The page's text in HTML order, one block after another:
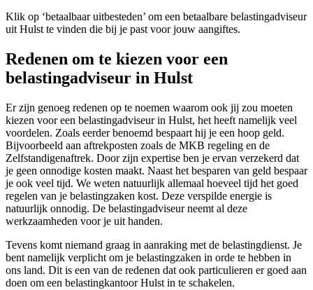
Klik op ‘betaalbaar uitbesteden’ om een betaalbare belastingadviseur
uit Hulst te vinden die bij je past voor jouw aangiftes.
Redenen om te kiezen voor een
belastingadviseur in Hulst
Er zijn genoeg redenen op te noemen waarom ook jij zou moeten
kiezen voor een belastingadviseur in Hulst, het heeft namelijk veel
voordelen. Zoals eerder benoemd bespaart hij je een hoop geld.
Bijvoorbeeld aan aftrekposten zoals de MKB regeling en de
Zelfstandigenaftrek. Door zijn expertise ben je ervan verzekerd dat
je geen onnodige kosten maakt. Naast het besparen van geld bespaar
je ook veel tijd. We weten natuurlijk allemaal hoeveel tijd het goed
regelen van je belastingzaken kost. Deze verspilde energie is
natuurlijk onnodig. De belastingadviseur neemt al deze
werkzaamheden voor je uit handen.
Tevens komt niemand graag in aanraking met de belastingdienst. Je
bent namelijk verplicht om je belastingzaken in orde te hebben in
ons land. Dit is een van de redenen dat ook particulieren er goed aan
doen om een belastingkantoor Hulst in te schakelen.